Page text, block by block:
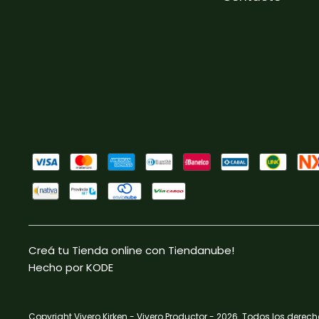
Creá tu Tienda online con Tiendanube!
Hecho por KODE
Copyright Vivero Kirken - Vivero Productor - 2026. Todos los